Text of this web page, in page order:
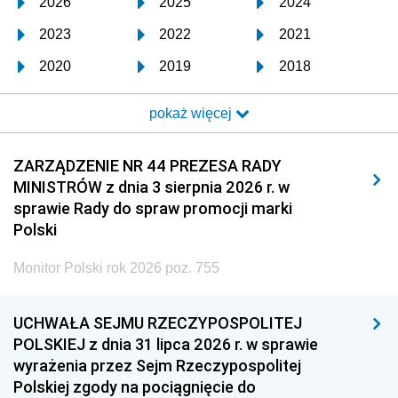
2023 2022 2021
2020 2019 2018
2017 2016 2015
2014 2013 2012
2011 2010 2009
2008 2007 2006
2005
1996 1995 1994
1993 1992 1991
1990 1989
pokaż więcej
ZARZĄDZENIE NR 44 PREZESA RADY
MINISTRÓW z dnia 3 sierpnia 2026 r. w
sprawie Rady do spraw promocji marki
Polski
Monitor Polski rok 2026 poz. 755
UCHWAŁA SEJMU RZECZYPOSPOLITEJ
POLSKIEJ z dnia 31 lipca 2026 r. w sprawie
wyrażenia przez Sejm Rzeczypospolitej
Polskiej zgody na pociągnięcie do